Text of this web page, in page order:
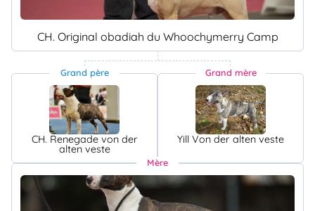
CH. Original obadiah du Whoochymerry Camp
Grand père
CH. Renegade von der
alten veste
Grand mère
Yill Von der alten veste
Mère